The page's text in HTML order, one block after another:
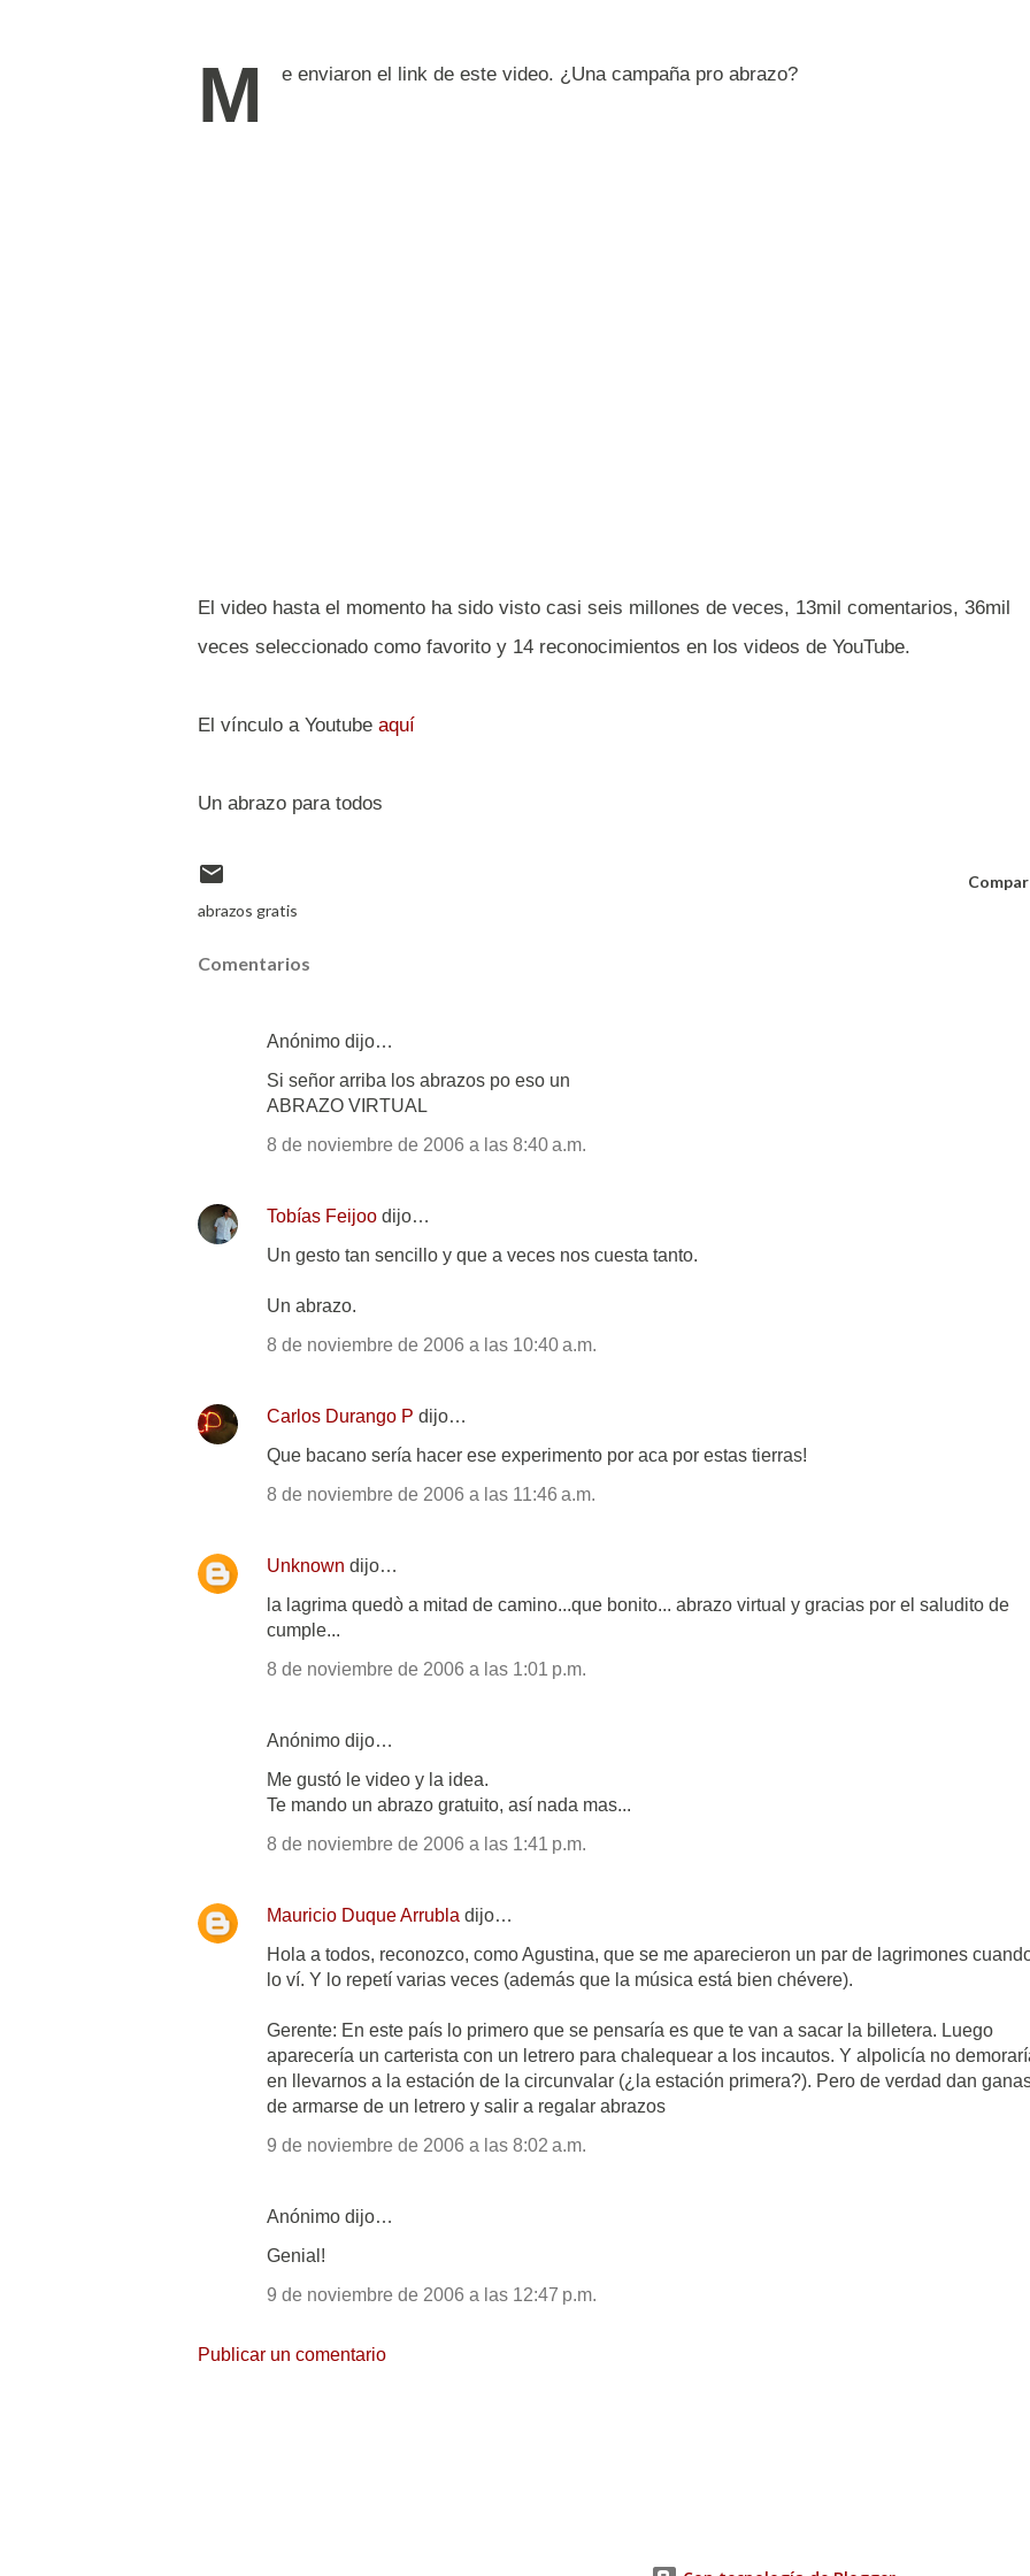
M e enviaron el link de este video. ¿Una campaña pro abrazo?
El video hasta el momento ha sido visto casi seis millones de veces, 13mil comentarios, 36mil
veces seleccionado como favorito y 14 reconocimientos en los videos de YouTube.
El vínculo a Youtube aquí
Un abrazo para todos
abrazos gratis
Comentarios
Anónimo dijo…
Si señor arriba los abrazos po eso un
ABRAZO VIRTUAL
8 de noviembre de 2006 a las 8:40 a.m.
Tobías Feijoo dijo…
Un gesto tan sencillo y que a veces nos cuesta tanto.
Un abrazo.
8 de noviembre de 2006 a las 10:40 a.m.
Carlos Durango P dijo…
Que bacano sería hacer ese experimento por aca por estas tierras!
8 de noviembre de 2006 a las 11:46 a.m.
Unknown dijo…
la lagrima quedò a mitad de camino...que bonito... abrazo virtual y gracias por el saludito de
cumple...
8 de noviembre de 2006 a las 1:01 p.m.
Anónimo dijo…
Me gustó le video y la idea.
Te mando un abrazo gratuito, así nada mas...
8 de noviembre de 2006 a las 1:41 p.m.
Mauricio Duque Arrubla dijo…
Hola a todos, reconozco, como Agustina, que se me aparecieron un par de lagrimones
lo ví. Y lo repetí varias veces (además que la música está bien chévere).
Gerente: En este país lo primero que se pensaría es que te van a sacar la billetera. Luego
aparecería un carterista con un letrero para chalequear a los incautos. Y alpolicía no
en llevarnos a la estación de la circunvalar (¿la estación primera?). Pero de verdad dan
de armarse de un letrero y salir a regalar abrazos
9 de noviembre de 2006 a las 8:02 a.m.
Anónimo dijo…
Genial!
9 de noviembre de 2006 a las 12:47 p.m.
Publicar un comentario